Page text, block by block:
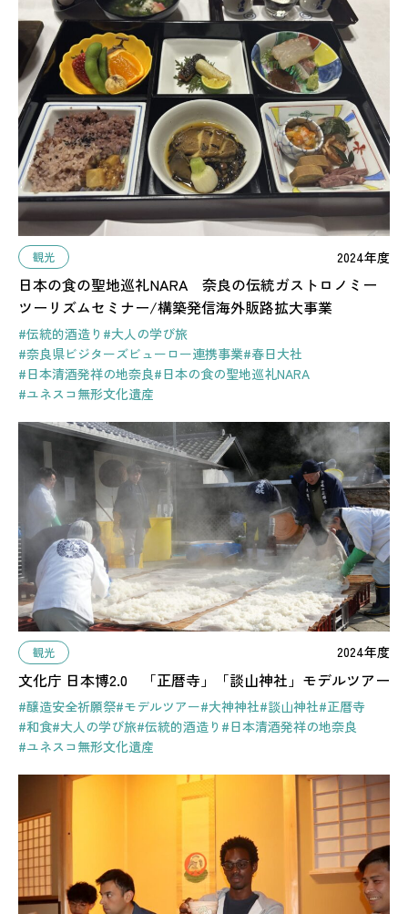
観光 2024年度
日本の食の聖地巡礼NARA 奈良の伝統ガストロノミー
ツーリズムセミナー/構築発信海外販路拡大事業
#伝統的酒造り #大人の学び旅
#奈良県ビジターズビューロー連携事業#春日大社
#日本清酒発祥の地奈良#日本の食の聖地巡礼NARA
#ユネスコ無形文化遺産
観光 2024年度
文化庁 日本博2.0 「正暦寺」「談山神社」モデルツアー
#醸造安全祈願祭#モデルツアー#大神神社#談山神社#正暦寺
#和食#大人の学び旅#伝統的酒造り #日本清酒発祥の地奈良
#ユネスコ無形文化遺産